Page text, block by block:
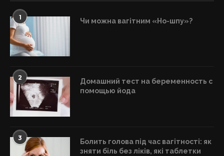
1 Чи можна вагітним «Но-шпу»?
2
Домашний тест на беременность с
помощью йода
3
Болить голова під час вагітності: як
зняти біль без ліків, які таблетки